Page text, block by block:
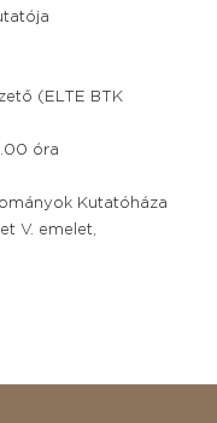
(ELTE BTK
óra
Kutatóháza
V. emelet,